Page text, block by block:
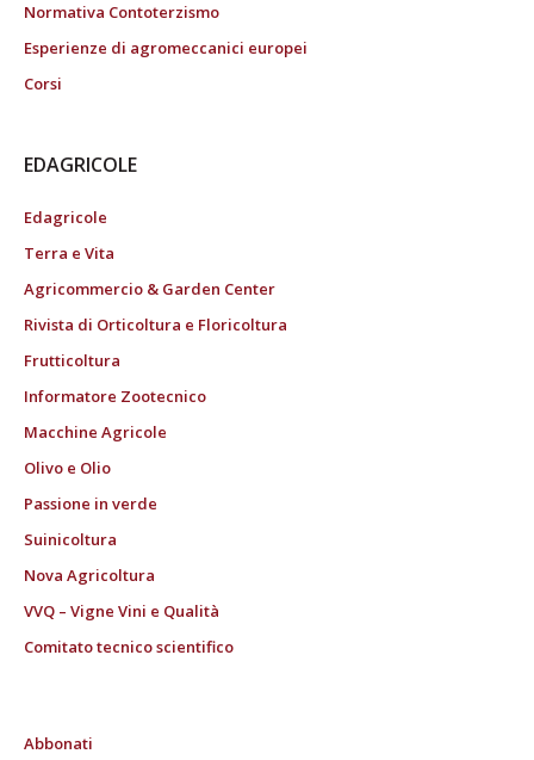
Normativa Contoterzismo
Esperienze di agromeccanici europei
Corsi
EDAGRICOLE
Edagricole
Terra e Vita
Agricommercio & Garden Center
Rivista di Orticoltura e Floricoltura
Frutticoltura
Informatore Zootecnico
Macchine Agricole
Olivo e Olio
Passione in verde
Suinicoltura
Nova Agricoltura
VVQ – Vigne Vini e Qualità
Comitato tecnico scientifico
Abbonati